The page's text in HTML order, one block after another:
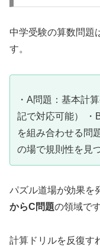
中学受験の算数問題
す。
・A問題：基本計
記で対応可能） ・
を組み合わせる問
の場で規則性を見
パズル道場が効果を
からC問題の領域です
計算ドリルを反復す